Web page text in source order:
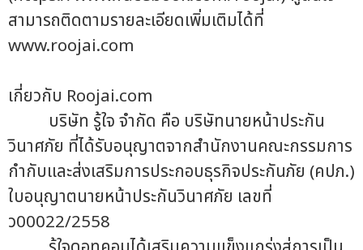
สามารถติดตามรายละเอียดเพิ่มเติมได้ที่
www.roojai.com
เกี่ยวกับ Roojai.com
บริษัท รู้ใจ จำกัด คือ บริษัทนายหน้าประกัน
วินาศภัย ที่ได้รับอนุญาตจากสำนักงานคณะกรรมการ
กำกับและส่งเสริมการประกอบธุรกิจประกันภัย (คปภ.)
ใบอนุญาตนายหน้าประกันวินาศภัย เลขที่
ว00022/2558